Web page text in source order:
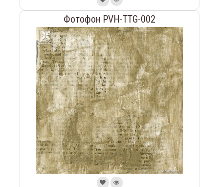
Фотофон PVH-TTG-002